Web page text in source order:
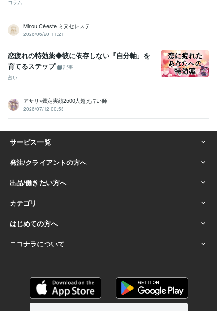
コラム
Minou Céleste ミヌセレステ
2026/06/20 11:21
恋疲れの特効薬◆彼に依存しない『自分軸』を
育てるステップ
記事
占い
アサリ⭐︎鑑定実績2500人超え占い師
2026/07/12 00:53